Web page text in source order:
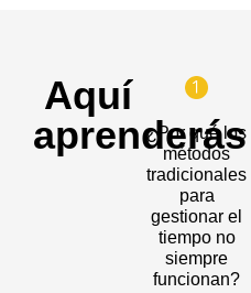
Aquí
aprenderás
¿Por qué los
métodos
tradicionales
para
gestionar el
tiempo no
siempre
funcionan?